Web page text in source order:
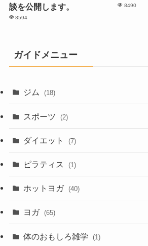
談を公開します。
8594
8490
ガイドメニュー
ジム (18)
スポーツ (2)
ダイエット (7)
ピラティス (1)
ホットヨガ (40)
ヨガ (65)
体のおもしろ雑学 (1)